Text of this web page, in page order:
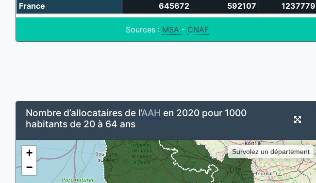
France
645672 592107 1237779
Sources : MSA - CNAF
Nombre d’allocataires de l’AAH en 2020 pour 1000
habitants de 20 à 64 ans
+
−
Survolez un département